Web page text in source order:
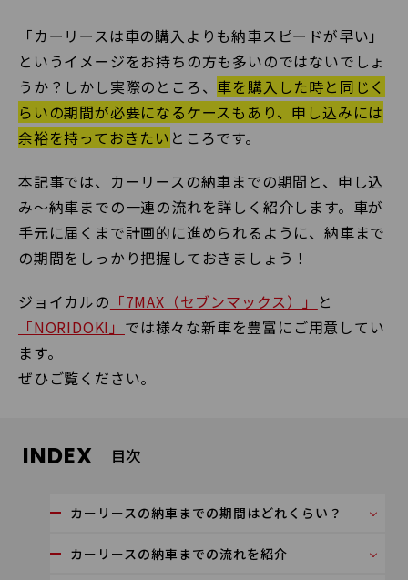
「カーリースは車の購入よりも納車スピードが早い」
というイメージをお持ちの方も多いのではないでしょ
うか？しかし実際のところ、 車を購入した時と同じく
らいの期間が必要になるケースもあり、申し込みには
余裕を持っておきたい ところです。
本記事では、カーリースの納車までの期間と、申し込
み〜納車までの一連の流れを詳しく紹介します。車が
手元に届くまで計画的に進められるように、納車まで
の期間をしっかり把握しておきましょう！
ジョイカルの 「7MAX（セブンマックス）」
と
「NORIDOKI」 では様々な新車を豊富にご用意してい
ます。
ぜひご覧ください。
INDEX 目次
カーリースの納車までの期間はどれくらい？
カーリースの納車までの流れを紹介